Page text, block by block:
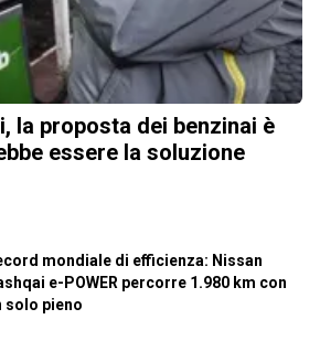
la proposta dei benzinai è
essere la soluzione
mondiale di efficienza: Nissan
e-POWER percorre 1.980 km con
solo pieno